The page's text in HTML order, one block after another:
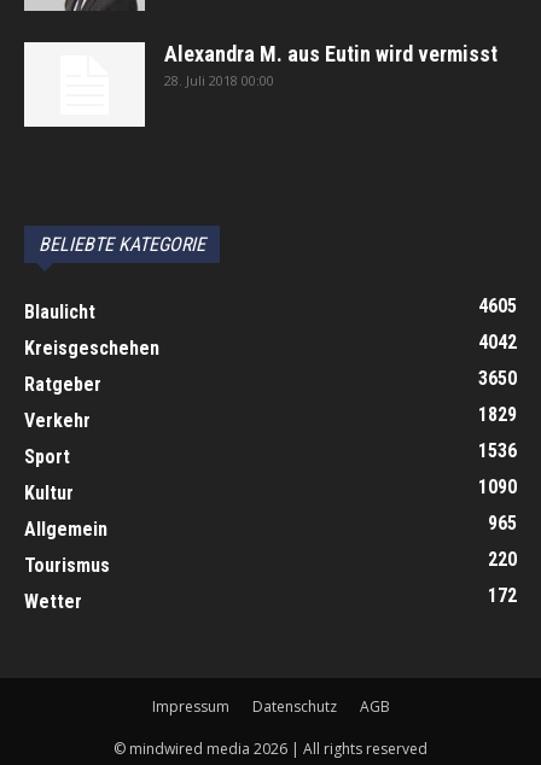
Alexandra M. aus Eutin wird vermisst
28. Juli 2018 00:00
BELIEBTE KATEGORIE
Blaulicht
4605
Kreisgeschehen
4042
Ratgeber
3650
Verkehr
1829
Sport
1536
Kultur
1090
Allgemein
965
Tourismus
220
Wetter
172
Impressum Datenschutz AGB
© mindwired media 2026 | All rights reserved